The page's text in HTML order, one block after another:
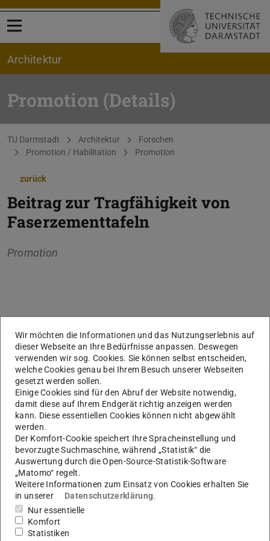
Menü öffnen
Architektur
Promotion (Details)
Sie befinden sich hier:
TU Darmstadt Architektur
Forschen
Promotion / Habilitation
Promotion
zurück
Beitrag zur Tragfähigkeit von
Faserzementtafeln
Promotion
KONTAKT
Weitere Daten
Ausgeschrieben am
14.07.2020
14.07.2020
Fachgruppe
Gebäudetechnologie (Fachgruppe F)
Wir möchten die Informationen und das Nutzungserlebnis auf
dieser Webseite an Ihre Bedürfnisse anpassen. Deswegen
verwenden wir sog. Cookies. Sie können selbst entscheiden,
welche Cookies genau bei Ihrem Besuch unserer Webseiten
gesetzt werden sollen.
Einige Cookies sind für den Abruf der Website notwendig,
damit diese auf Ihrem Endgerät richtig anzeigen werden
kann. Diese essentiellen Cookies können nicht abgewählt
werden.
Der Komfort-Cookie speichert Ihre Spracheinstellung und
bevorzugte Suchmaschine, während „Statistik“ die
Auswertung durch die Open-Source-Statistik-Software
„Matomo“ regelt.
Weitere Informationen zum Einsatz von Cookies erhalten Sie
in unserer
Datenschutzerklärung.
Nur essentielle
Komfort
Statistiken